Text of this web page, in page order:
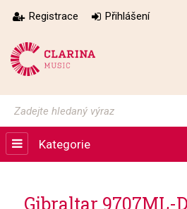
Registrace Přihlášení
Kategorie
Gibraltar 9707ML-